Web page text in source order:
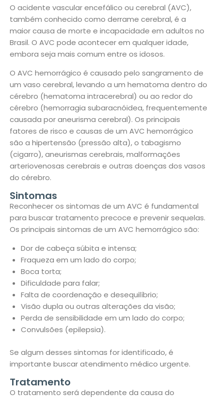
O acidente vascular encefálico ou cerebral (AVC),
também conhecido como derrame cerebral, é a
maior causa de morte e incapacidade em adultos no
Brasil. O AVC pode acontecer em qualquer idade,
embora seja mais comum entre os idosos.
O AVC hemorrágico é causado pelo sangramento de
um vaso cerebral, levando a um hematoma dentro do
cérebro (hematoma intracerebral) ou ao redor do
cérebro (hemorragia subaracnóidea, frequentemente
causada por aneurisma cerebral). Os principais
fatores de risco e causas de um AVC hemorrágico
são a hipertensão (pressão alta), o tabagismo
(cigarro), aneurismas cerebrais, malformações
arteriovenosas cerebrais e outras doenças dos vasos
do cérebro.
Sintomas
Reconhecer os sintomas de um AVC é fundamental
para buscar tratamento precoce e prevenir sequelas.
Os principais sintomas de um AVC hemorrágico são:
Dor de cabeça súbita e intensa;
Fraqueza em um lado do corpo;
Boca torta;
Dificuldade para falar;
Falta de coordenação e desequilíbrio;
Visão dupla ou outras alterações da visão;
Perda de sensibilidade em um lado do corpo;
Convulsões (epilepsia).
Se algum desses sintomas for identificado, é
importante buscar atendimento médico urgente.
Tratamento
O tratamento será dependente da causa do